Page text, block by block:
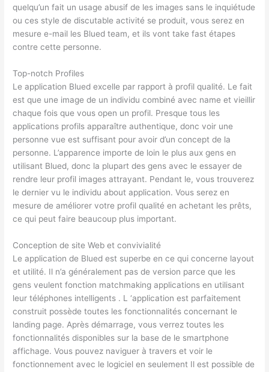
quelqu’un fait un usage abusif de les images sans le inquiétude
ou ces style de discutable activité se produit, vous serez en
mesure e-mail les Blued team, et ils vont take fast étapes
contre cette personne.
Top-notch Profiles
Le application Blued excelle par rapport à profil qualité. Le fait
est que une image de un individu combiné avec name et vieillir
chaque fois que vous open un profil. Presque tous les
applications profils apparaître authentique, donc voir une
personne vue est suffisant pour avoir d’un concept de la
personne. L’apparence importe de loin le plus aux gens en
utilisant Blued, donc la plupart des gens avec le essayer de
rendre leur profil images attrayant. Pendant le, vous trouverez
le dernier vu le individu about application. Vous serez en
mesure de améliorer votre profil qualité en achetant les prêts,
ce qui peut faire beaucoup plus important.
Conception de site Web et convivialité
Le application de Blued est superbe en ce qui concerne layout
et utilité. Il n’a généralement pas de version parce que les
gens veulent fonction matchmaking applications en utilisant
leur téléphones intelligents . L ‘application est parfaitement
construit possède toutes les fonctionnalités concernant le
landing page. Après démarrage, vous verrez toutes les
fonctionnalités disponibles sur la base de le smartphone
affichage. Vous pouvez naviguer à travers et voir le
fonctionnement avec le logiciel en seulement Il est possible de